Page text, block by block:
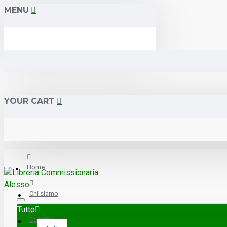
MENU
YOUR CART
Home
Chi siamo
Contatto
Tutto